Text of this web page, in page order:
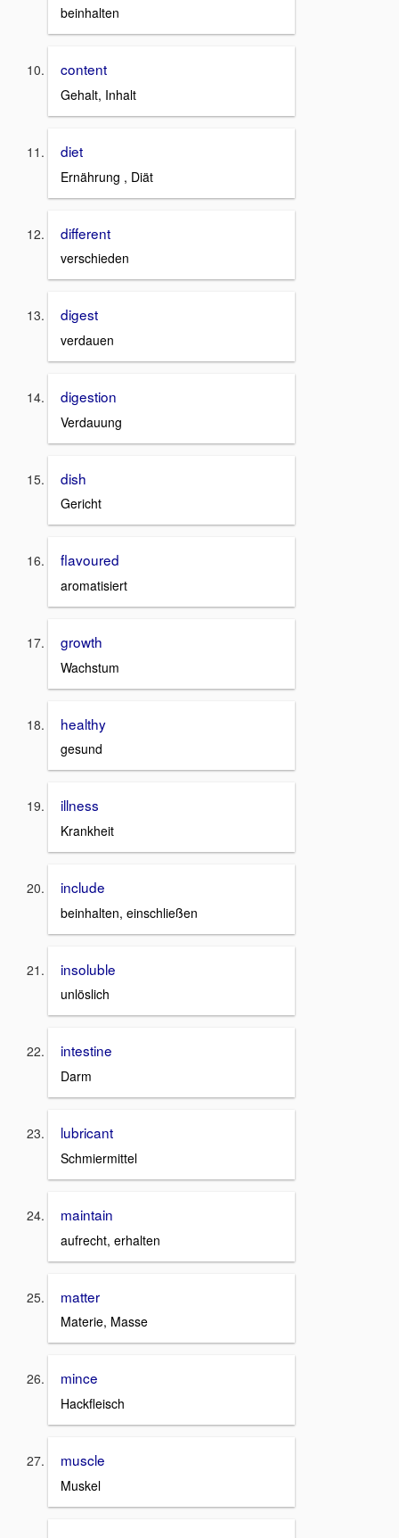
beinhalten
content
Gehalt, Inhalt
diet
Ernährung , Diät
different
verschieden
digest
verdauen
digestion
Verdauung
dish
Gericht
flavoured
aromatisiert
growth
Wachstum
healthy
gesund
illness
Krankheit
include
beinhalten, einschließen
insoluble
unlöslich
intestine
Darm
lubricant
Schmiermittel
maintain
aufrecht, erhalten
matter
Materie, Masse
mince
Hackfleisch
muscle
Muskel